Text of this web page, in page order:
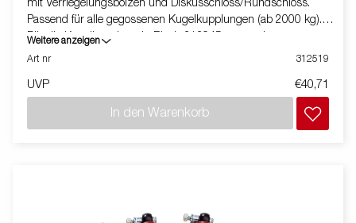
mit Verriegelungsbolzen und Diskusschloss/Rundschloss.
Passend für alle gegossenen Kugelkupplungen (ab 2000 kg).
Für die Kugelkupplung in Blech 313945 verwenden.
Weitere anzeigen
Art nr
312519
UVP €40,71
In den Warenkorb